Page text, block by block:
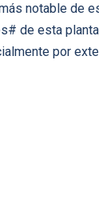
notable de
de esta
por